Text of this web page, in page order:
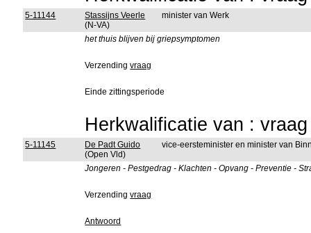
5-11144
Stassijns Veerle
(N-VA)
minister van Werk
het thuis blijven bij griepsymptomen
Verzendingvraag
Einde zittingsperiode
Herkwalificatie van :
5-11145
De Padt Guido
(Open Vld)
vice-eersteminister en minister van
Jongeren - Pestgedrag - Klachten - Opvang - Preventie -
Verzendingvraag
Antwoord